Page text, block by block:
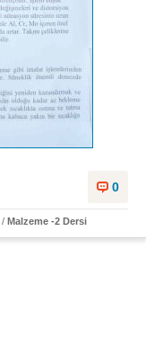
0
/ Malzeme -2 Dersi